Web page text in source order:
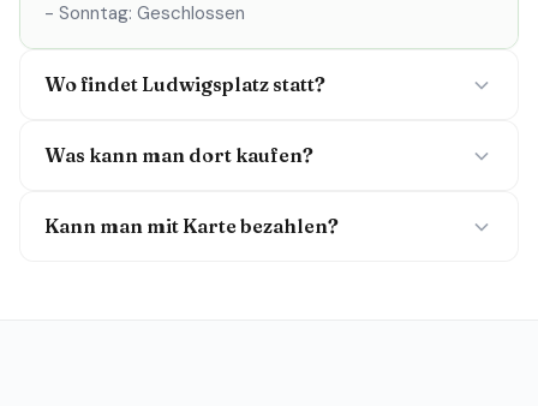
- Sonntag: Geschlossen
Wo findet Ludwigsplatz statt?
Was kann man dort kaufen?
Kann man mit Karte bezahlen?